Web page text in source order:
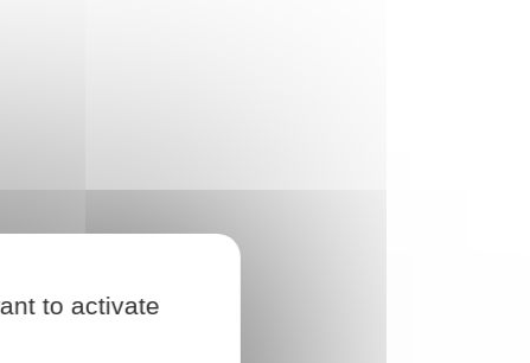
to activate